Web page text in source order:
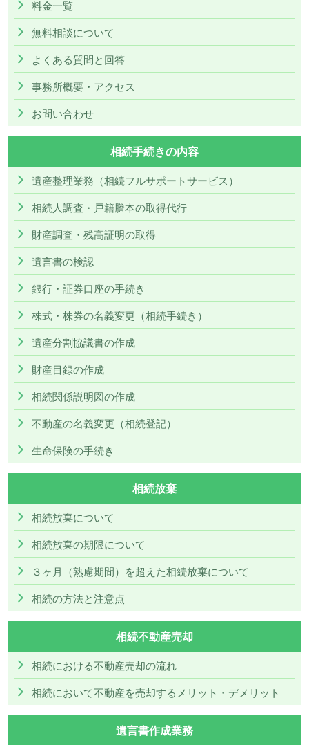
料金一覧
無料相談について
よくある質問と回答
事務所概要・アクセス
お問い合わせ
相続手続きの内容
遺産整理業務（相続フルサポートサービス）
相続人調査・戸籍謄本の取得代行
財産調査・残高証明の取得
遺言書の検認
銀行・証券口座の手続き
株式・株券の名義変更（相続手続き）
遺産分割協議書の作成
財産目録の作成
相続関係説明図の作成
不動産の名義変更（相続登記）
生命保険の手続き
相続放棄
相続放棄について
相続放棄の期限について
３ヶ月（熟慮期間）を超えた相続放棄について
相続の方法と注意点
相続不動産売却
相続における不動産売却の流れ
相続において不動産を売却するメリット・デメリット
遺言書作成業務